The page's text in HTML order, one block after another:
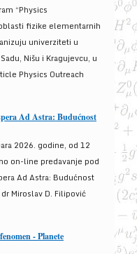
“Physics
fizike elementarnih
univerziteti u
Nišu i Kragujevcu, u
Physics Outreach
Ad Astra: Budućnost
2026. godine, od 12
on-line predavanje pod
Ad Astra: Budućnost
Miroslav D. Filipović
- Planete